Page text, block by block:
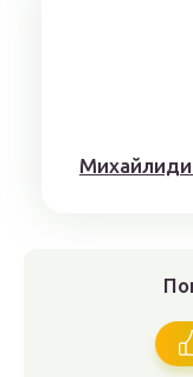
Михaйлиди